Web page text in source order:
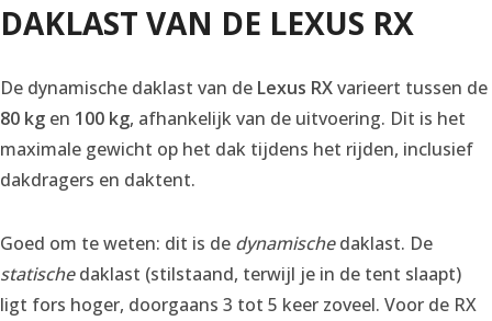
DAKLAST VAN DE LEXUS RX
De dynamische daklast van de Lexus RXvarieert tussen de
80 kg en 100 kg, afhankelijk van de uitvoering. Dit is het
maximale gewicht op het dak tijdens het rijden, inclusief
dakdragers en daktent.
Goed om te weten: dit is de dynamischedaklast. De
statischedaklast (stilstaand, terwijl je in de tent slaapt)
ligt fors hoger, doorgaans 3 tot 5 keer zoveel. Voor de RX